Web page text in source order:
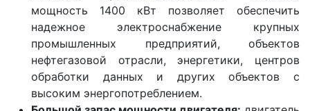
мощность 1400 кВт позволяет обеспечить
надежное электроснабжение крупных
промышленных предприятий, объектов
нефтегазовой отрасли, энергетики, центров
обработки данных и других объектов с
высоким энергопотреблением.